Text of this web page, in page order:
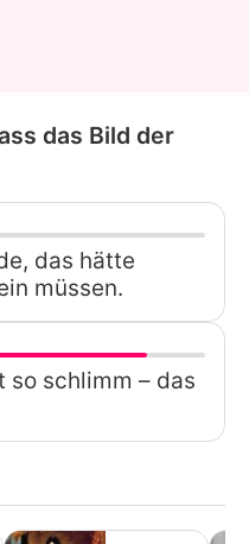
das Bild der
das hätte
müssen.
so schlimm – das